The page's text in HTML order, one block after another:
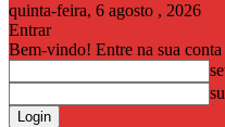
quinta-feira, 6 agosto , 2026
Entrar
Bem-vindo! Entre na sua conta